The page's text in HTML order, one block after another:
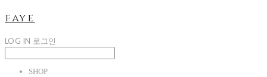
faye
LOG IN 로그인
SHOP